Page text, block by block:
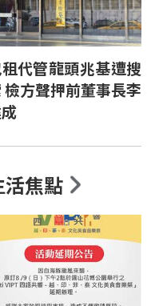
代管龍頭兆基遭搜
檢方聲押前董事長李
活焦點